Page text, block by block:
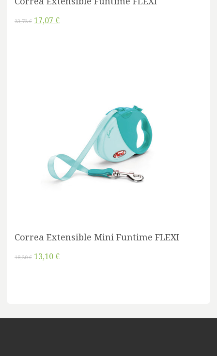
23,72 € 17,07 €
Correa Extensible Mini Funtime FLEXI
18,20 € 13,10 €